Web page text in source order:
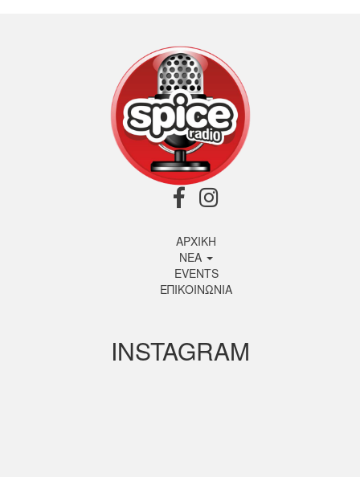
ΑΡΧΙΚΗ
ΝΕΑ
EVENTS
ΕΠΙΚΟΙΝΩΝΙΑ
INSTAGRAM